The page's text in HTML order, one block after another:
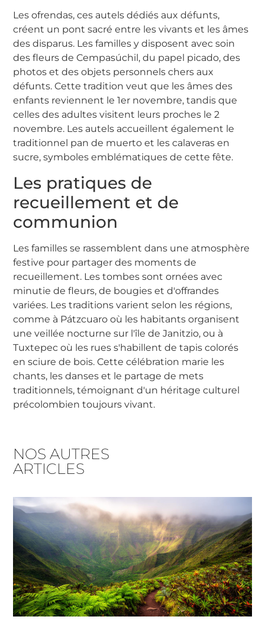
Les ofrendas, ces autels dédiés aux défunts,
créent un pont sacré entre les vivants et les âmes
des disparus. Les familles y disposent avec soin
des fleurs de Cempasúchil, du papel picado, des
photos et des objets personnels chers aux
défunts. Cette tradition veut que les âmes des
enfants reviennent le 1er novembre, tandis que
celles des adultes visitent leurs proches le 2
novembre. Les autels accueillent également le
traditionnel pan de muerto et les calaveras en
sucre, symboles emblématiques de cette fête.
Les pratiques de
recueillement et de
communion
Les familles se rassemblent dans une atmosphère
festive pour partager des moments de
recueillement. Les tombes sont ornées avec
minutie de fleurs, de bougies et d'offrandes
variées. Les traditions varient selon les régions,
comme à Pátzcuaro où les habitants organisent
une veillée nocturne sur l'île de Janitzio, ou à
Tuxtepec où les rues s'habillent de tapis colorés
en sciure de bois. Cette célébration marie les
chants, les danses et le partage de mets
traditionnels, témoignant d'un héritage culturel
précolombien toujours vivant.
NOS AUTRES
ARTICLES